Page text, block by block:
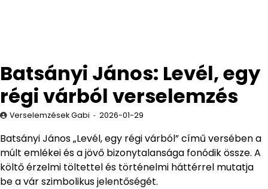
Batsányi János: Levél, egy
régi várból verselemzés
Verselemzések Gabi 2026-01-29
Batsányi János „Levél, egy régi várból” című versében a
múlt emlékei és a jövő bizonytalansága fonódik össze. A
költő érzelmi töltettel és történelmi háttérrel mutatja
be a vár szimbolikus jelentőségét.